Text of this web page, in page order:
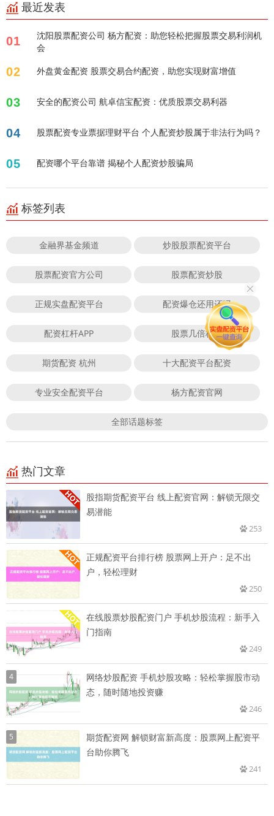
最近发表
01
沈阳股票配资公司 杨方配资：助您轻松把握股票交易利润机
会
02 外盘黄金配资 股票交易合约配资，助您实现财富增值
03 安全的配资公司 航卓信宝配资：优质股票交易利器
04 股票配资专业票据理财平台 个人配资炒股属于非法行为吗？
05 配资哪个平台靠谱 揭秘个人配资炒股骗局
标签列表
金融界基金频道 炒股股票配资平台
股票配资官方公司 股票配资炒股
正规实盘配资平台 配资爆仓还用还吗
配资杠杆APP 股票几倍杠杆
期货配资 杭州 十大配资平台配资
专业安全配资平台 杨方配资官网
全部话题标签
热门文章
股指期货配资平台 线上配资官网：解锁无限交
易潜能
253
正规配资平台排行榜 股票网上开户：足不出
户，轻松理财
250
在线股票炒股配资门户 手机炒股流程：新手入
门指南
249
4
网络炒股配资 手机炒股攻略：轻松掌握股市动
态，随时随地投资赚
246
5
期货配资网 解锁财富新高度：股票网上配资平
台助你腾飞
241